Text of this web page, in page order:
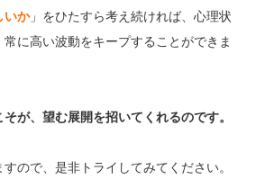
いか」をひたすら考え続ければ、心理状
に高い波動をキープすることができま
が、望む展開を招いてくれるのです。
ので、是非トライしてみてください。